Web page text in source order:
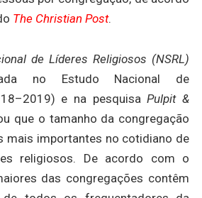
The Christian Post.
de Líderes Religiosos (NSRL)
no Estudo Nacional de
e na pesquisaPulpit &
que o tamanho da congregação
mais importantes no cotidiano de
religiosos. De acordo com o
das congregações contêm